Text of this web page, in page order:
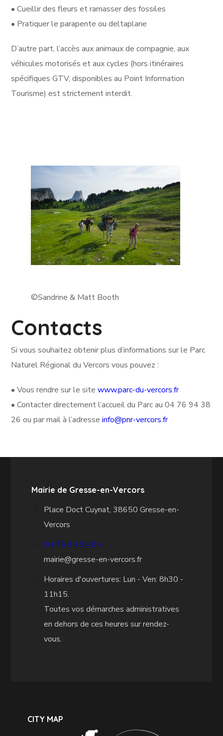
• Cueillir des fleurs et ramasser des fossiles
• Pratiquer le parapente ou deltaplane
D’autre part, l’accès aux animaux de compagnie, aux
véhicules motorisés et aux cycles (hors itinéraires
spécifiques GTV, disponibles au Point Information
Tourisme) est strictement interdit.
©Sandrine & Matt Booth
Contacts
Si vous souhaitez obtenir plus d’informations sur le Parc
Naturel Régional du Vercors vous pouvez :
• Vous rendre sur le sitewww.parc-du-vercors.fr
• Contacter directement l’accueil du Parc au 04 76 94 38
26 ou par mail à l’adresseinfo@pnr-vercors.fr
Mairie de Gresse-en-Vercors
Place Doct Cuynat, 38650 Gresse-en-
Vercors
04 76 34 34 34
mairie@gresse-en-vercors.fr
Horaires d'ouvertures: Lun - Ven: 8h30 -
11h15.
Toutes vos démarches administratives
en dehors de ces heures sur rendez-
vous.
CITY MAP